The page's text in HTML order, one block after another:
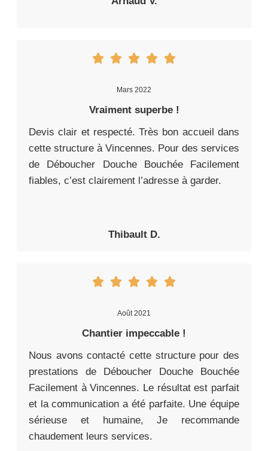
Mars 2022
Vraiment superbe !
Devis clair et respecté. Très bon accueil dans
cette structure à Vincennes. Pour des services
de Déboucher Douche Bouchée Facilement
fiables, c’est clairement l’adresse à garder.
Thibault D.
Août 2021
Chantier impeccable !
Nous avons contacté cette structure pour des
prestations de Déboucher Douche Bouchée
Facilement à Vincennes. Le résultat est parfait
et la communication a été parfaite. Une équipe
sérieuse et humaine, Je recommande
chaudement leurs services.